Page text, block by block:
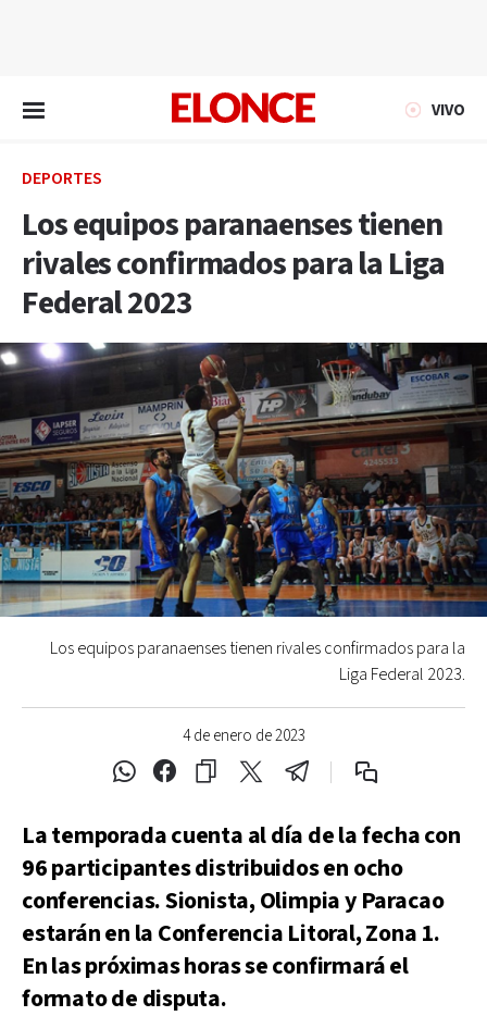
VIVO
DEPORTES
Los equipos paranaenses tienen
rivales confirmados para la Liga
Federal 2023
4 de enero de 2023
Los equipos paranaenses tienen rivales confirmados para la
Liga Federal 2023.
La temporada cuenta al día de la fecha con
96 participantes distribuidos en ocho
conferencias. Sionista, Olimpia y Paracao
estarán en la Conferencia Litoral, Zona 1.
En las próximas horas se confirmará el
formato de disputa.